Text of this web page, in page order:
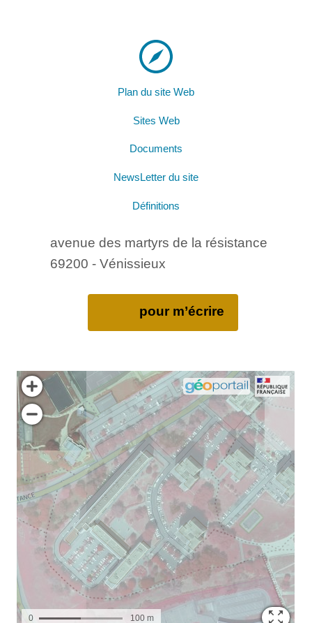
Plan du site Web
Sites Web
Documents
NewsLetter du site
Définitions
avenue des martyrs de la résistance
69200 - Vénissieux
pour m’écrire